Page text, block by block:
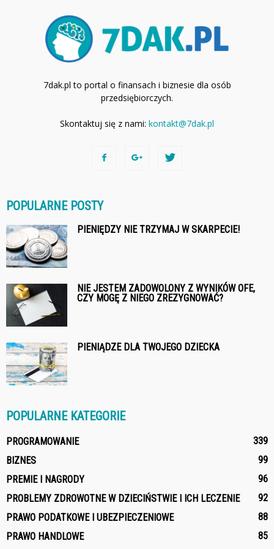
7dak.pl to portal o finansach i biznesie dla osób
przedsiębiorczych.
Skontaktuj się z nami: kontakt@7dak.pl
POPULARNE POSTY
PIENIĘDZY NIE TRZYMAJ W SKARPECIE!
NIE JESTEM ZADOWOLONY Z WYNIKÓW OFE,
CZY MOGĘ Z NIEGO ZREZYGNOWAĆ?
PIENIĄDZE DLA TWOJEGO DZIECKA
POPULARNE KATEGORIE
PROGRAMOWANIE
339
BIZNES
99
PREMIE I NAGRODY
96
PROBLEMY ZDROWOTNE W DZIECIŃSTWIE I ICH LECZENIE
92
PRAWO PODATKOWE I UBEZPIECZENIOWE
88
PRAWO HANDLOWE
85